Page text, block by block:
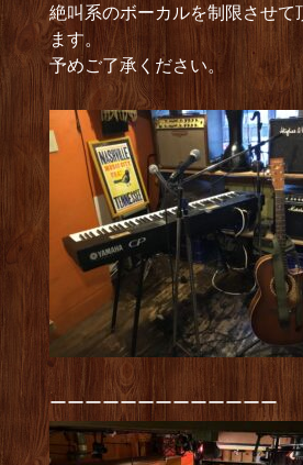
絶叫系のボーカルを制限させて
ます。
予めご了承ください。
ーーーーーーーーーーーーー